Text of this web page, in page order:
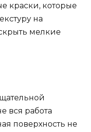
краски, которые
на
мелкие
вся работа
поверхность не